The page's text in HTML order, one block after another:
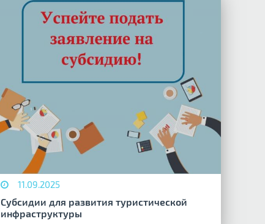
11.09.2025
Субсидии для развития туристической
инфраструктуры